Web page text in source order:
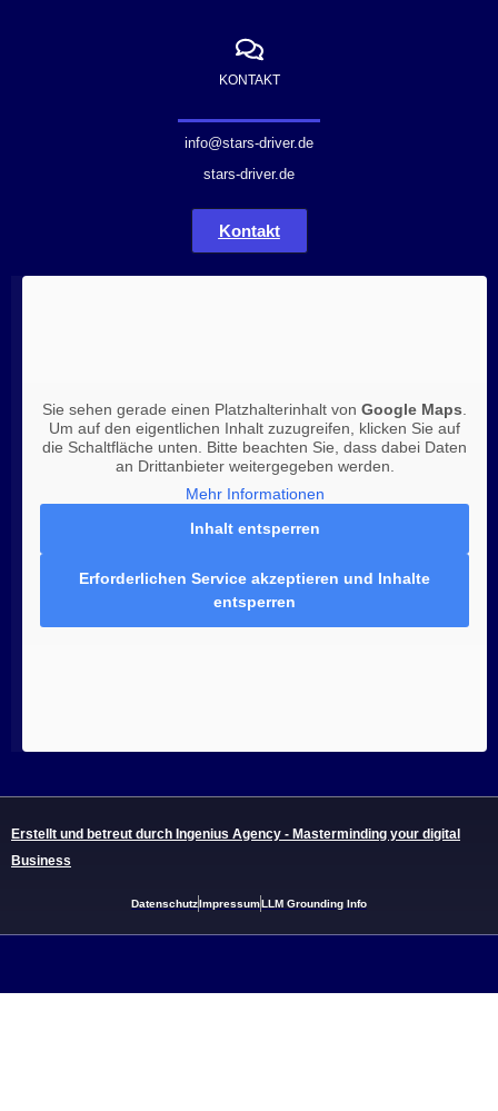
KONTAKT
info@stars-driver.de
stars-driver.de
Kontakt
Sie sehen gerade einen Platzhalterinhalt von Google Maps.
Um auf den eigentlichen Inhalt zuzugreifen, klicken Sie auf
die Schaltfläche unten. Bitte beachten Sie, dass dabei Daten
an Drittanbieter weitergegeben werden.
Mehr Informationen
Inhalt entsperren
Erforderlichen Service akzeptieren und Inhalte
entsperren
Erstellt und betreut durch Ingenius Agency - Masterminding your digital
Business
DatenschutzImpressumLLM Grounding Info